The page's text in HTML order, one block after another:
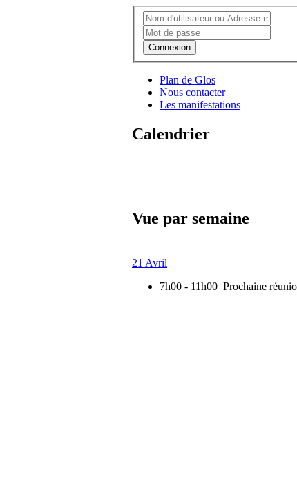
Connexion
Plan de Glos
Nous contacter
Les manifestations
Calendrier
Vue par semaine
21 Avril
7h00 - 11h00 Prochaine